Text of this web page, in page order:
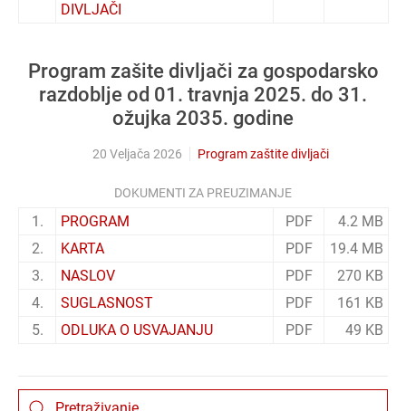
DIVLJAČI
Program zašite divljači za gospodarsko
razdoblje od 01. travnja 2025. do 31.
ožujka 2035. godine
20 Veljača 2026 Program zaštite divljači
DOKUMENTI ZA PREUZIMANJE
1. PROGRAM PDF
4.2 MB
2.
KARTA PDF
19.4 MB
3.
NASLOV PDF
270 KB
4.
SUGLASNOST PDF
161 KB
5.
ODLUKA O USVAJANJU PDF 49 KB